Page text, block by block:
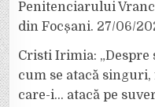
Penitenciarului
din Focșani. 27/06/
Cristi Irimia:
cum se atacă singuri,
care-i… atacă pe